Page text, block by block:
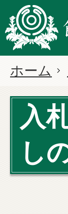
ホーム
入
し